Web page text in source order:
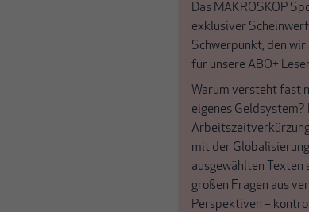
Das MAKROSKOP
exklusiver
Schwerpunkt, den wir
für unsere ABO+
Warum versteht fast
eigenes Geldsystem?
mit der
ausgewählten Texten
großen Fragen aus
Perspektiven –